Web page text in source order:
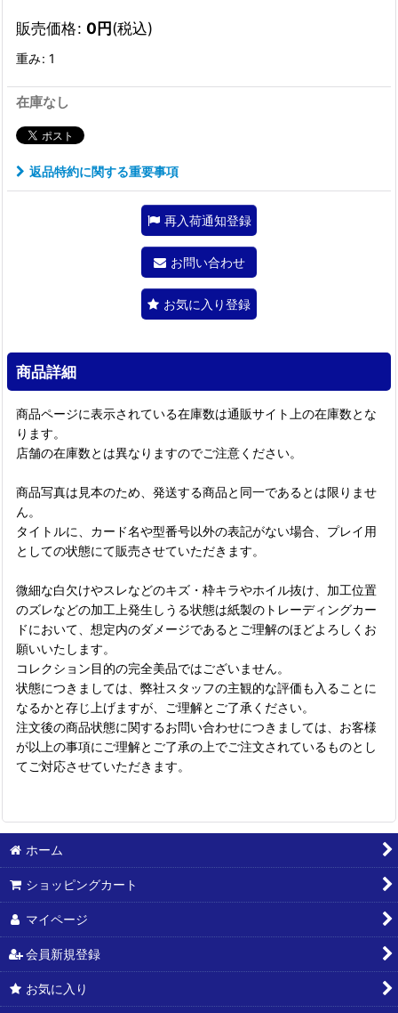
販売価格: 0円(税込)
重み: 1
在庫なし
返品特約に関する重要事項
再入荷通知登録
お問い合わせ
お気に入り登録
商品詳細
商品ページに表示されている在庫数は通販サイト上の在庫数とな
ります。
店舗の在庫数とは異なりますのでご注意ください。
商品写真は見本のため、発送する商品と同一であるとは限りませ
ん。
タイトルに、カード名や型番号以外の表記がない場合、プレイ用
としての状態にて販売させていただきます。
微細な白欠けやスレなどのキズ・枠キラやホイル抜け、加工位置
のズレなどの加工上発生しうる状態は紙製のトレーディングカー
ドにおいて、想定内のダメージであるとご理解のほどよろしくお
願いいたします。
コレクション目的の完全美品ではございません。
状態につきましては、弊社スタッフの主観的な評価も入ることに
なるかと存じ上げますが、ご理解とご了承ください。
注文後の商品状態に関するお問い合わせにつきましては、お客様
が以上の事項にご理解とご了承の上でご注文されているものとし
てご対応させていただきます。
ホーム
ショッピングカート
マイページ
会員新規登録
お気に入り